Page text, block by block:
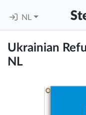
NL
Ukrainian
NL